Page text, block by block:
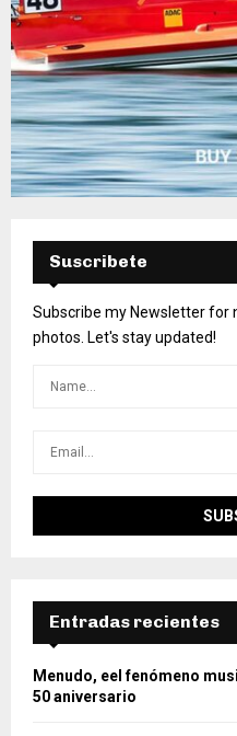
Suscribete
Subscribe my Newsletter for
photos. Let's stay updated!
Entradas recientes
Menudo, eel fenómeno
50 aniversario